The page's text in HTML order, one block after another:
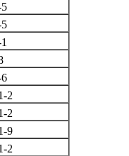
2
2
9
2